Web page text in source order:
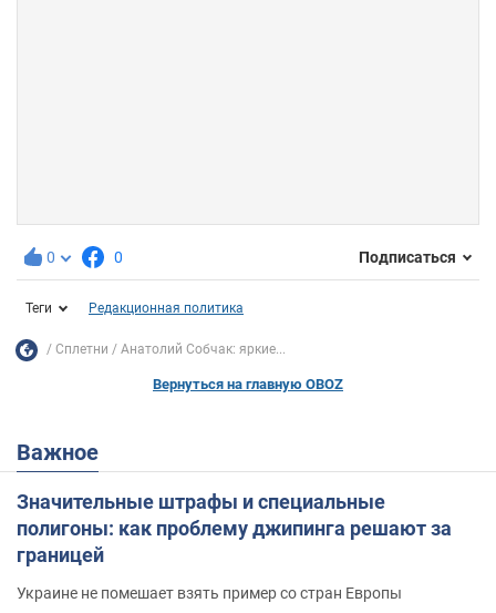
0 0 Подписаться
Теги Редакционная политика
Сплетни Анатолий Собчак: яркие...
Вернуться на главную OBOZ
Важное
Значительные штрафы и специальные
полигоны: как проблему джипинга решают за
границей
Украине не помешает взять пример со стран Европы